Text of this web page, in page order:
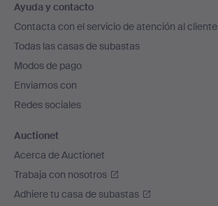
en
el
pie
de
página
Ayuda y contacto
Contacta con el servicio de atención al cliente
Todas las casas de subastas
Modos de pago
Enviamos con
Redes sociales
Auctionet
Acerca de Auctionet
Trabaja con nosotros
Adhiere tu casa de subastas